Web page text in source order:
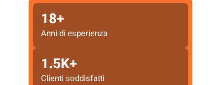
18+
Anni di esperienza
1.5K+
Clienti soddisfatti